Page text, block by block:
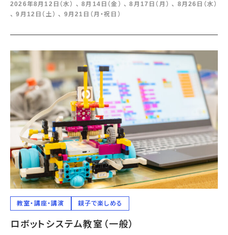
2026年8月12日（水） 、 8月14日（金） 、 8月17日（月） 、 8月26日（水）
、 9月12日（土） 、 9月21日（月・祝日）
教室・講座・講演 親子で楽しめる
ロボットシステム教室（一般）